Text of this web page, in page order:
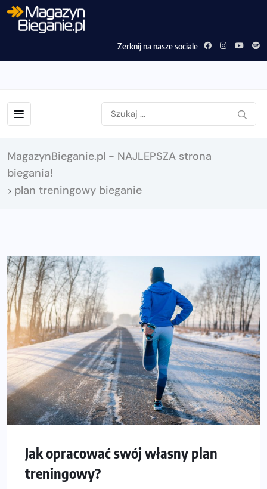
Zerknij na nasze sociale
MagazynBieganie.pl - NAJLEPSZA strona
biegania!
> plan treningowy bieganie
Jak opracować swój własny plan
treningowy?